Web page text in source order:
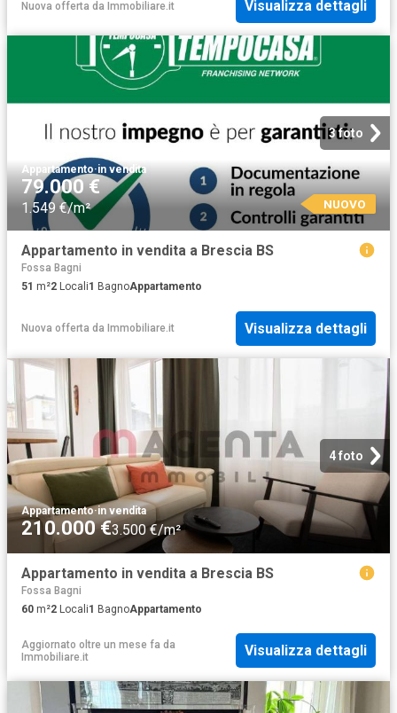
Nuova offerta da Immobiliare.it Visualizza dettagli
3 foto
Appartamento·in vendita
79.000 €
1.549 €/m² NUOVO
Appartamento in vendita a Brescia BS
Fossa Bagni
51 m²2 Locali1 BagnoAppartamento
Nuova offerta da Immobiliare.it Visualizza dettagli
4 foto
Appartamento·in vendita
210.000 €3.500 €/m²
Appartamento in vendita a Brescia BS
Fossa Bagni
60 m²2 Locali1 BagnoAppartamento
Aggiornato oltre un mese fa da
Immobiliare.it
Visualizza dettagli